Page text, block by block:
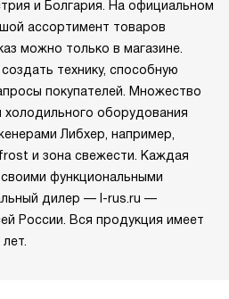
и Болгария. На официальном
ассортимент товаров
можно только в магазине.
технику, способную
покупателей. Множество
холодильного оборудования
Либхер, например,
и зона свежести. Каждая
функциональными
дилер — l-rus.ru —
России. Вся продукция имеет